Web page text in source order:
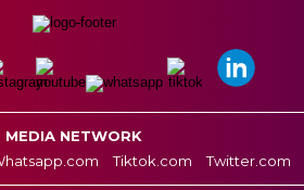
MEDIA NETWORK
Tiktok.com Twitter.com